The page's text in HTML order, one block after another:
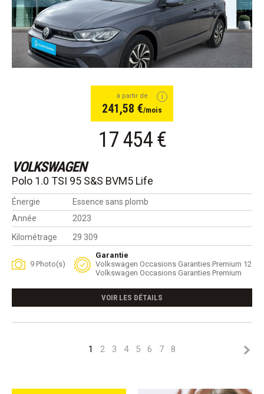
VOLKSWAGEN
Polo 1.0 TSI 95 S&S BVM5 Life
Énergie
Essence sans plomb
Année
2023
Kilométrage
29 309
9 Photo(s)
Garantie
Volkswagen Occasions Garanties Premium 12
Volkswagen Occasions Garanties Premium
à partir de
241,58 €/mois
17 454 €
VOIR LES DÉTAILS
1 2 3 4 5 6 7 8